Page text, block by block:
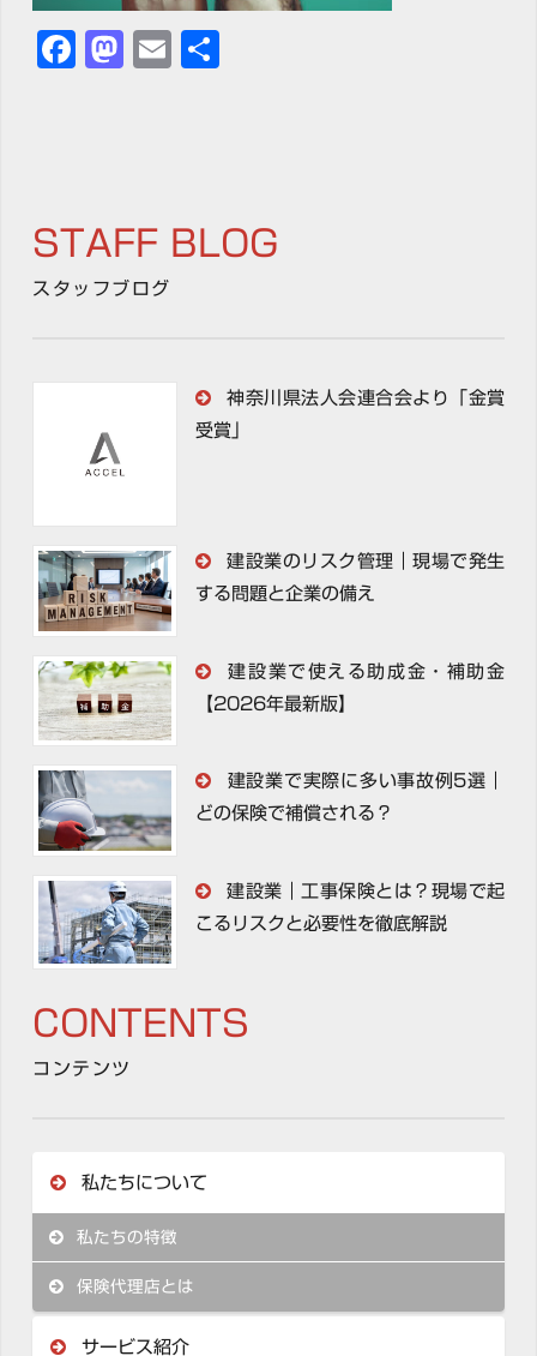
Facebook
Mastodon
Email
STAFF BLOG
スタッフブログ
神奈川県法人会連合会より「金賞
受賞」
建設業のリスク管理｜現場で発生
する問題と企業の備え
建設業で使える助成金・補助金
【2026年最新版】
建設業で実際に多い事故例5選｜
どの保険で補償される？
建設業｜工事保険とは？現場で起
こるリスクと必要性を徹底解説
CONTENTS
コンテンツ
私たちについて
私たちの特徴
保険代理店とは
サービス紹介